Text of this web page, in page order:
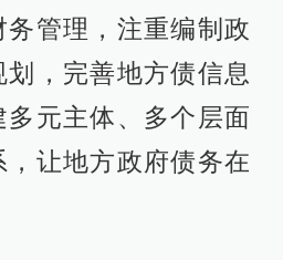
务管理，注重编制政
，完善地方债信息
元主体、多个层面
让地方政府债务在